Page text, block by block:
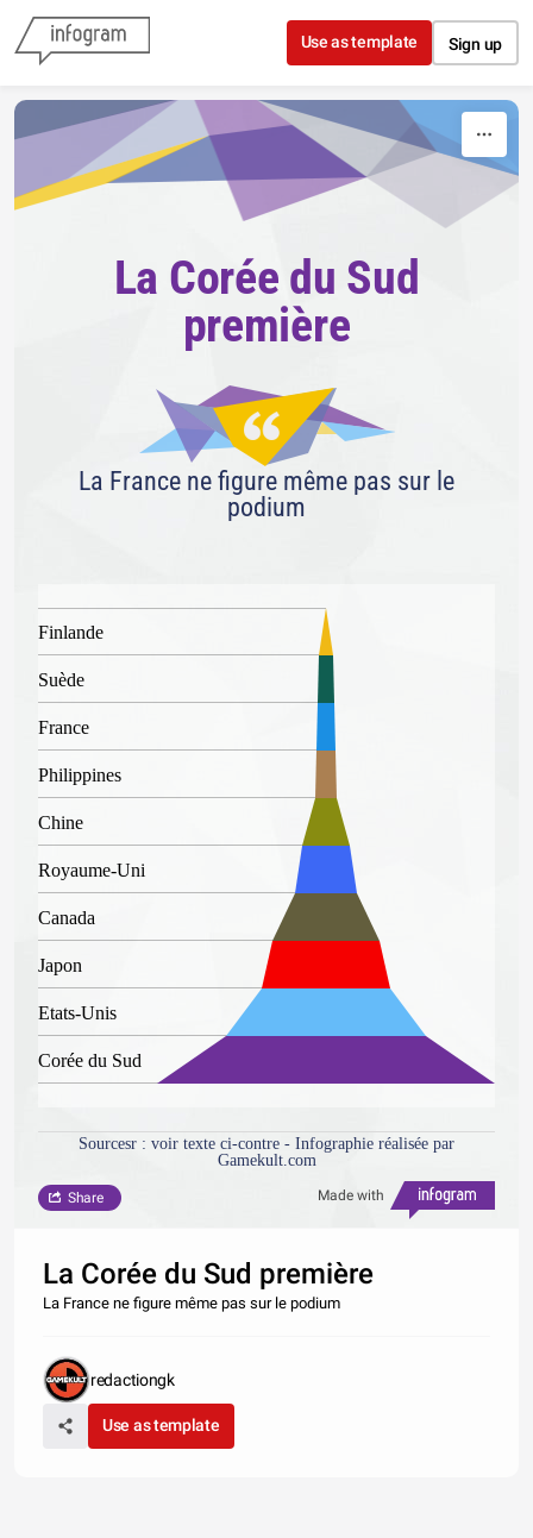
Skip to content
Use as template Sign up
La Corée du Sud
première
La France ne figure même pas sur le
podium
Finlande
Suède
France
Philippines
Chine
Royaume-Uni
Canada
Japon
Etats-Unis
Corée du Sud
Sourcesr : voir texte ci-contre - Infographie réalisée par
Gamekult.com
Made with
Share
La Corée du Sud première
La France ne figure même pas sur le podium
redactiongk
Use as template